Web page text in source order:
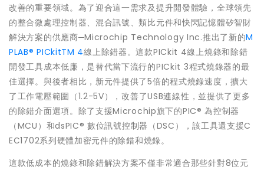
改善的重要領域。為了迎合這一需求及提升開發體驗，全球領先
的整合微處理控制器、混合訊號、類比元件和快閃記憶體矽智財
解決方案的供應商─Microchip Technology Inc.推出了新的M
PLAB® PICkitTM 4線上除錯器。這款PICkit 4線上燒錄和除錯
開發工具成本低廉，是替代當下流行的PICkit 3程式燒錄器的最
佳選擇。與後者相比，新元件提供了5倍的程式燒錄速度，擴大
了工作電壓範圍（1.2-5V），改善了USB連線性，並提供了更多
的除錯介面選項。除了支援Microchip旗下的PIC® 為控制器
（MCU）和dsPIC® 數位訊號控制器（DSC），該工具還支援C
EC1702系列硬體加密元件的除錯和燒錄。
這款低成本的燒錄和除錯解決方案不僅非常適合那些針對8位元